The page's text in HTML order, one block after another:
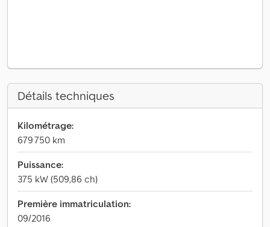
Détails techniques
Kilométrage:
679 750 km
Puissance:
375 kW (509,86 ch)
Première immatriculation:
09/2016